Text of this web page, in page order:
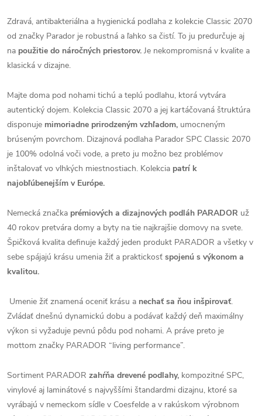
Zdravá, antibakteriálna a hygienická podlaha z kolekcie Classic 2070
od značky Parador je robustná a ľahko sa čistí. To ju predurčuje aj
na použitie do náročných priestorov. Je nekompromisná v kvalite a
klasická v dizajne.
Majte doma pod nohami tichú a teplú podlahu, ktorá vytvára
autentický dojem. Kolekcia Classic 2070 a jej kartáčovaná štruktúra
disponuje mimoriadne prirodzeným vzhľadom, umocneným
brúseným povrchom. Dizajnová podlaha Parador SPC Classic 2070
je 100% odolná voči vode, a preto ju možno bez problémov
inštalovať vo vlhkých miestnostiach. Kolekcia patrí k
najobľúbenejším v Európe.
Nemecká značka prémiových a dizajnových podláh PARADOR už
40 rokov pretvára domy a byty na tie najkrajšie domovy na svete.
Špičková kvalita definuje každý jeden produkt PARADOR a všetky v
sebe spájajú krásu umenia žiť a praktickosť spojenú s výkonom a
kvalitou.
Umenie žiť znamená oceniť krásu a nechať sa ňou inšpirovať.
Zvládať dnešnú dynamickú dobu a podávať každý deň maximálny
výkon si vyžaduje pevnú pôdu pod nohami. A práve preto je
mottom značky PARADOR “living performance”.
Sortiment PARADOR zahŕňa drevené podlahy, kompozitné SPC,
vinylové aj laminátové s najvyššími štandardmi dizajnu, ktoré sa
vyrábajú v nemeckom sídle v Coesfelde a v rakúskom výrobnom